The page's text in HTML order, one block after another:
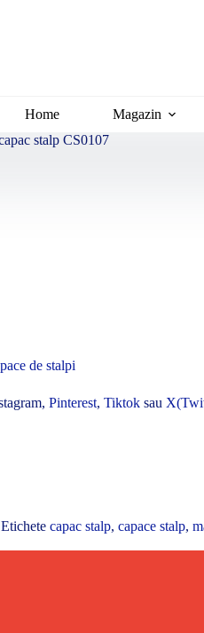
Home Magazin
stalp CS0107
de stalpi
Pinterest, Tiktok sau
Etichete capac stalp, capace stalp,